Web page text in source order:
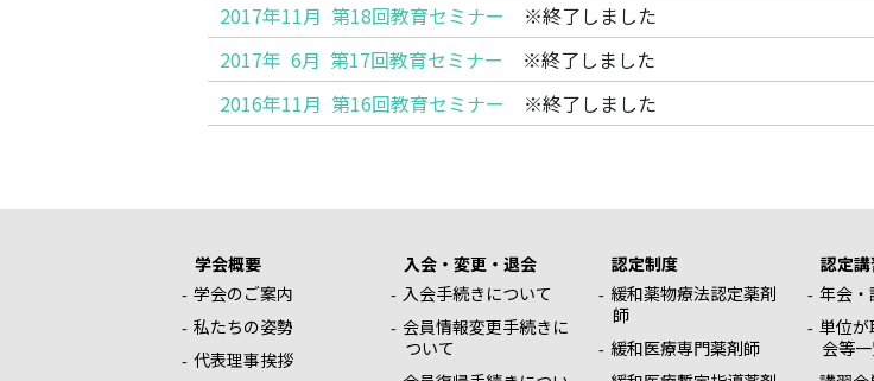
2017年11月 第18回教育セミナー ※終了しました
2017年 6月 第17回教育セミナー ※終了しました
2016年11月 第16回教育セミナー ※終了しました
学会概要
学会のご案内
私たちの姿勢
代表理事挨拶
入会・変更・退会
入会手続きについて
会員情報変更手続きに
ついて
認定制度
緩和薬物療法認定薬剤
師
緩和医療専門薬剤師
認定
年会
単位が
会等